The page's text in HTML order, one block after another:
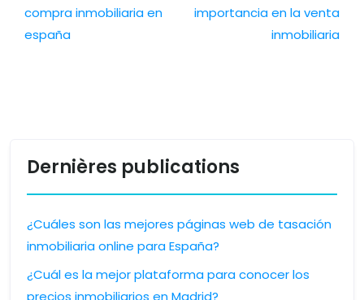
compra inmobiliaria en
españa
importancia en la venta
inmobiliaria
Dernières publications
¿Cuáles son las mejores páginas web de tasación
inmobiliaria online para España?
¿Cuál es la mejor plataforma para conocer los
precios inmobiliarios en Madrid?